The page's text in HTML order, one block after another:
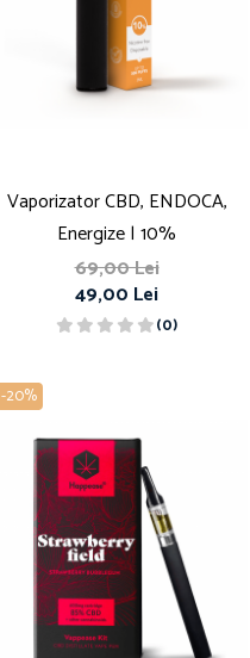
Vaporizator CBD, ENDOCA,
Energize | 10%
69,00 Lei
49,00 Lei
(0)
-20%